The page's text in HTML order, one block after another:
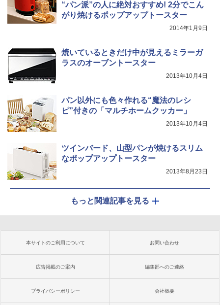
“パン派”の人に絶対おすすめ! 2分でこん
がり焼けるポップアップトースター
2014年1月9日
焼いているときだけ中が見えるミラーガ
ラスのオーブントースター
2013年10月4日
パン以外にも色々作れる“魔法のレシ
ピ”付きの「マルチホームクッカー」
2013年10月4日
ツインバード、山型パンが焼けるスリム
なポップアップトースター
2013年8月23日
もっと関連記事を見る
本サイトのご利用について お問い合わせ
広告掲載のご案内 編集部へのご連絡
プライバシーポリシー 会社概要